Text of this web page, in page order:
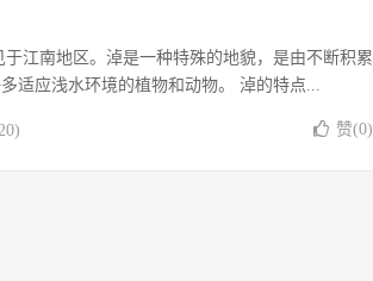
江南地区。淖是一种特殊的地貌，是由不断积累
适应浅水环境的植物和动物。 淖的特点...
赞(0)